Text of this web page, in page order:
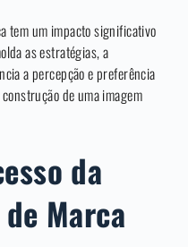
tem um impacto significativo
as estratégias, a
a percepção e preferência
de uma imagem
da
Marca